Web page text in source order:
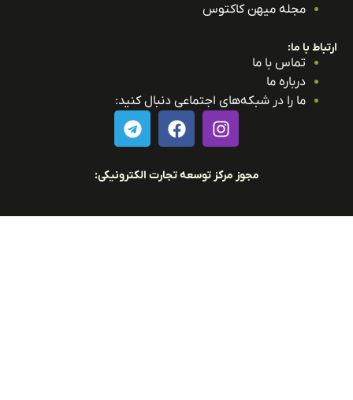
مجله میهن کاکتوس
با ما:
تماس با ما
درباره ما
ما را در شبکه‌های اجتماعی دنبال کنید:
مجوز مرکز توسعه تجارت الکترونیکی: